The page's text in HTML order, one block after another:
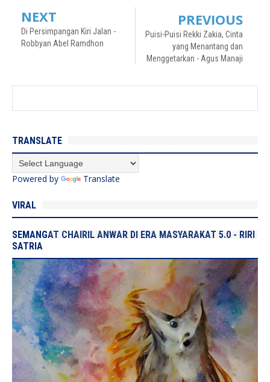
NEXT
Di Persimpangan Kiri Jalan -
Robbyan Abel Ramdhon
PREVIOUS
Puisi-Puisi Rekki Zakia, Cinta
yang Menantang dan
Menggetarkan - Agus Manaji
TRANSLATE
Powered by Translate
VIRAL
SEMANGAT CHAIRIL ANWAR DI ERA MASYARAKAT 5.0 - RIRI
SATRIA